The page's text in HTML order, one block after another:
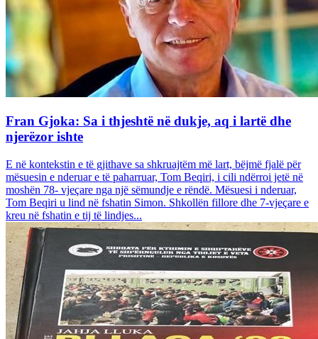
Fran Gjoka: Sa i thjeshtë në dukje, aq i lartë dhe
njerëzor ishte
E në kontekstin e të gjithave sa shkruajtëm më lart, bëjmë fjalë për
mësuesin e nderuar e të paharruar, Tom Beqiri, i cili ndërroi jetë në
moshën 78- vjeçare nga një sëmundje e rëndë. Mësuesi i nderuar,
Tom Beqiri u lind në fshatin Simon. Shkollën fillore dhe 7-vjeçare e
kreu në fshatin e tij të lindjes...